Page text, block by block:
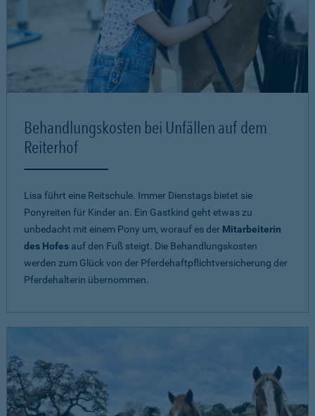
Behandlungskosten bei Unfällen auf dem
Reiterhof
Lisa führt eine Reitschule. Immer Dienstags bietet sie
Ponyreiten für Kinder an. Ein Gastkind geht etwas zu
unbedacht mit einem Pony um, worauf es der Mitarbeiterin
des Hofes auf den Fuß steigt. Die Behandlungskosten
werden zum Glück von der Pferdehaftpflichtversicherung der
Pferdehalterin übernommen.